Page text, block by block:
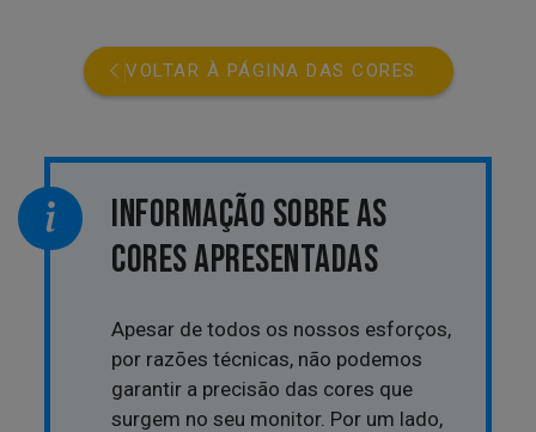
VOLTAR À PÁGINA DAS CORES
INFORMAÇÃO SOBRE AS
CORES APRESENTADAS
Apesar de todos os nossos esforços,
por razões técnicas, não podemos
garantir a precisão das cores que
surgem no seu monitor. Por um lado,